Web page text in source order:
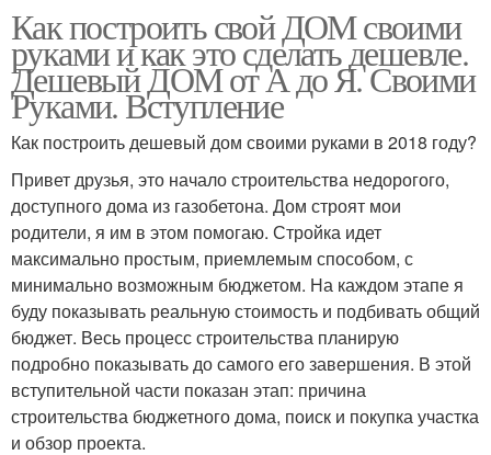
Как построить свой ДОМ своими
руками и как это сделать дешевле.
Дешевый ДОМ от А до Я. Своими
Руками. Вступление
Как построить дешевый дом своими руками в 2018 году?
Привет друзья, это начало строительства недорогого,
доступного дома из газобетона. Дом строят мои
родители, я им в этом помогаю. Стройка идет
максимально простым, приемлемым способом, с
минимально возможным бюджетом. На каждом этапе я
буду показывать реальную стоимость и подбивать общий
бюджет. Весь процесс строительства планирую
подробно показывать до самого его завершения. В этой
вступительной части показан этап: причина
строительства бюджетного дома, поиск и покупка участка
и обзор проекта.